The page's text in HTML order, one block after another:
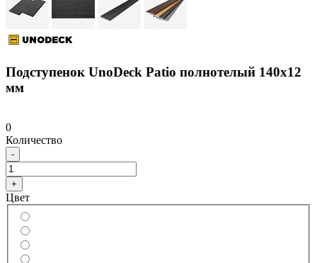
Подступенок UnoDeck Patio полнотелый 140x12
мм
0
Количество
-
+
Цвет